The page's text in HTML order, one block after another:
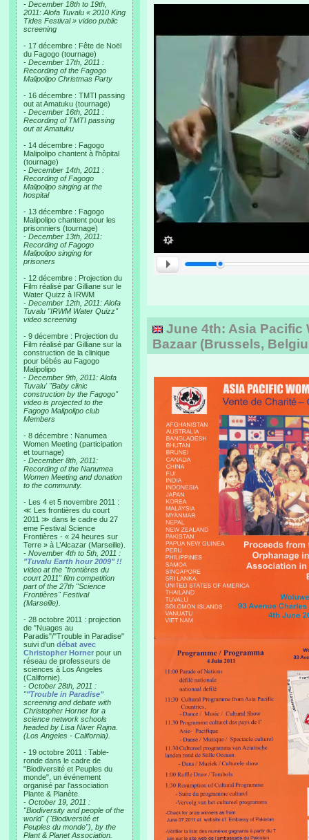
- December 18th to 19th,
2011: Alofa Tuvalu « 2010 King
Tides Festival » video public
screening
- 17 décembre : Fête de Noël
du Fagogo (tournage)
- December 17th, 2011 :
Recording of the Fagogo
Malipolipo Christmas Party
- 16 décembre : TMTI passing
out at Amatuku (tournage)
- December 16th, 2011 :
Recording of TMTI passing
out at Amatuku
- 14 décembre : Fagogo
Malipolipo chantent à l'hôpital
(tournage)
- December 14th, 2011 :
Recording of Fagogo
Malipolipo singing at the
hospital
- 13 décembre : Fagogo
Malipolipo chantent pour les
prisonniers (tournage)
- December 13th, 2011:
Recording of Fagogo
Malipolipo singing for
prisoners
- 12 décembre : Projection du
Film réalisé par Gilliane sur le
Water Quizz à IRWM
- December 12th, 2011: Alofa
Tuvalu "IRWM Water Quizz"
video screening
- 9 décembre : Projection du
Film réalisé par Gilliane sur la
construction de la clinique
pour bébés au Fagogo
Malipolipo
- December 9th, 2011: Alofa
Tuvalu' "Baby clinic
construction by the Fagogo"
video is projected to the
Fagogo Malipolipo club
Members
- 8 décembre : Nanumea
Women Meeting (participation
et tournage)
- December 8th, 2011:
Recording of the Nanumea
Women Meeting and donation
to the community.
- Les 4 et 5 novembre 2011 :
≪ Les frontières du court
2011 ≫ dans le cadre du 27
eme Festival Science
Frontières - « 24 heures sur
Terre » à L’Alcazar (Marseille).
- November 4th to 5th, 2011 :
"Tuvalu Earth hour 2009" !!
video at the "frontières du
court 2011" film competition
part of the 27th "Science
Frontières" Festival
(Marseille).
- 28 octobre 2011 : projection
de "Nuages au
Paradis"/"Trouble in Paradise"
suivi d'un débat avec
Christopher Horner pour un
réseau de professeurs de
sciences à Los Angeles
(Californie).
- October 28th, 2011 :
""Trouble in Paradise"
screening and debate with
Christopher Horner for a
science network schools
headed by Lisa Niver Rajna.
(Los Angeles - California).
- 19 octobre 2011 : Table-
ronde dans le cadre de
"Biodiversité et Peuples du
monde", un événement
organisé par l'association
Plante & Planète.
- October 19, 2011 :
"Biodiversity and people of the
world" ("Biodiversité et
Peuples du monde"), by the
Plant & Planet Association.
June 4th: Asia Pacific
Bazaar (Brussels,